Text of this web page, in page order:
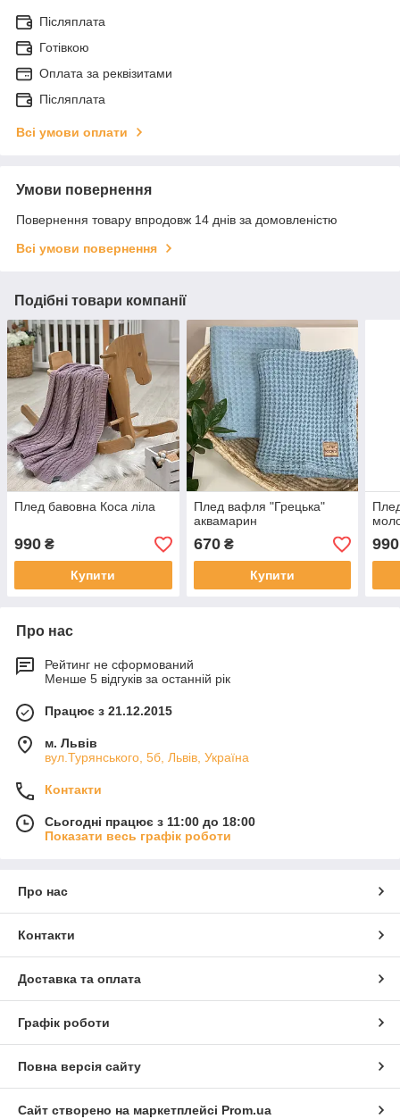
Післяплата
Готівкою
Оплата за реквізитами
Післяплата
Всі умови оплати
Умови повернення
Повернення товару впродовж 14 днів за домовленістю
Всі умови повернення
Подібні товари компанії
Плед бавовна Коса ліла
990 ₴
Купити
Плед вафля "Грецька"
аквамарин
670₴
Купити
990
Про нас
Рейтинг не сформований
Менше 5 відгуків за останній рік
Працює з 21.12.2015
м. Львів
вул.Турянського, 5б, Львів, Україна
Контакти
Сьогодні працює з 11:00 до 18:00
Показати весь графік роботи
Про нас
Контакти
Доставка та оплата
Графік роботи
Повна версія сайту
Сайт створено на маркетплейсі Prom.ua